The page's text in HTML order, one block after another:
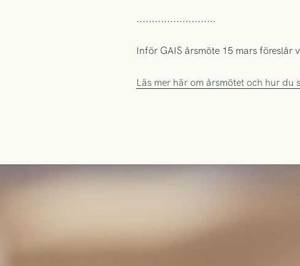
..........................
Inför GAIS årsmöte 15 mars föreslår
Läs mer här om årsmötet och hur du